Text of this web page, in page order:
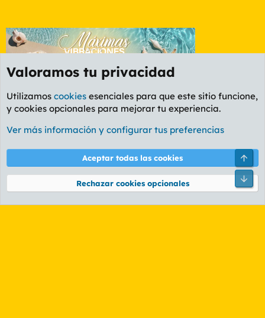
Etiquetas
Cookies
PL OLDSTYLE AMARILLO
Términos y reglas Política de privacidad Ayuda
Community platform by XenForo® © 2010-2026 XenForo Ltd.
Valoramos tu privacidad
Utilizamos cookies esenciales para que este sitio funcione,
y cookies opcionales para mejorar tu experiencia.
Ver más información y configurar tus preferencias
Aceptar todas las cookies
Rechazar cookies opcionales
Pie